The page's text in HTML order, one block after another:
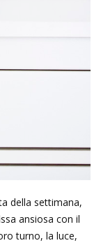
della settimana,
ansiosa con il
turno, la luce,